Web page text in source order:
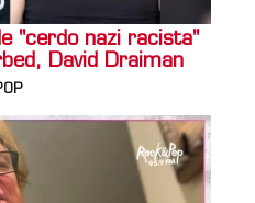
"cerdo nazi racista"
David Draiman